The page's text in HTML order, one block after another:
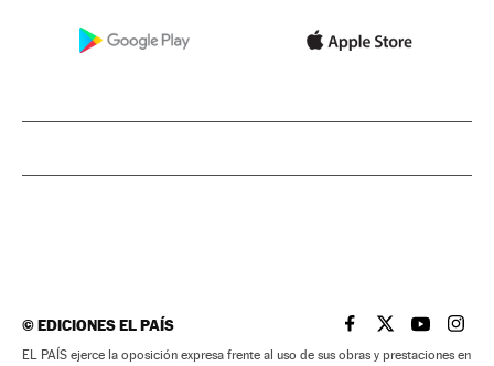
©EDICIONES EL PAÍS EL PAÍS BRASIL EN
EL PAÍSEL PAÍS
EL
EL PAÍS ejerce la oposición expresa frente al uso de sus obras y prestaciones en